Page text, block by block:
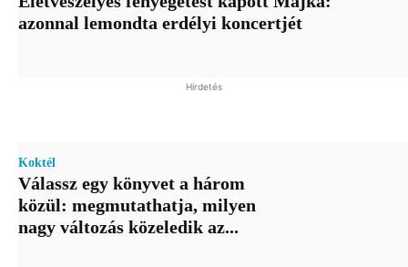
azonnal lemondta erdélyi koncertjét
Hirdetés
Koktél
Válassz egy könyvet a három
közül: megmutathatja, milyen
nagy változás közeledik az...